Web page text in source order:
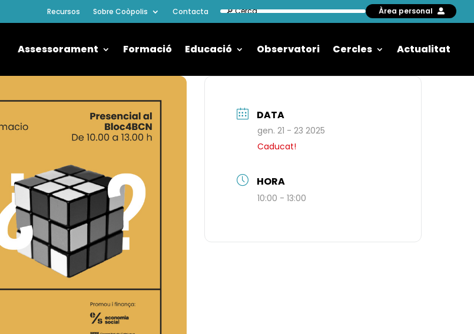
Recursos Sobre Coòpolis Contacta Àrea personal
Assessorament Formació Educació Observatori Cercles Actualitat
DATA
gen. 21 - 23 2025
Caducat!
HORA
10:00 - 13:00